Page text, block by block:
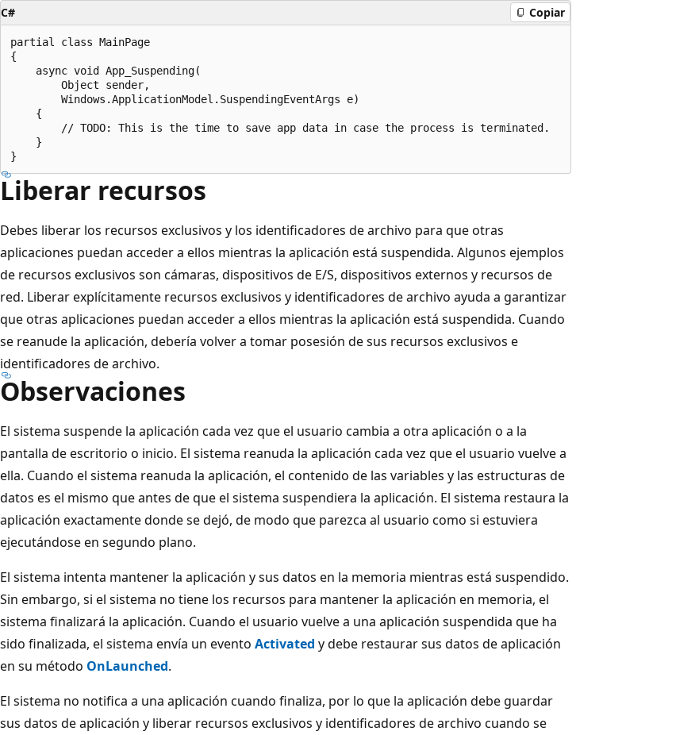
C# Copiar
partial class MainPage
{
    async void App_Suspending(
        Object sender,
        Windows.ApplicationModel.SuspendingEventArgs e)
    {
        // TODO: This is the time to save app data in case the process is terminated.
    }
Liberar recursos
Debes liberar los recursos exclusivos y los identificadores de archivo para que otras
aplicaciones puedan acceder a ellos mientras la aplicación está suspendida. Algunos ejemplos
de recursos exclusivos son cámaras, dispositivos de E/S, dispositivos externos y recursos de
red. Liberar explícitamente recursos exclusivos y identificadores de archivo ayuda a garantizar
que otras aplicaciones puedan acceder a ellos mientras la aplicación está suspendida. Cuando
se reanude la aplicación, debería volver a tomar posesión de sus recursos exclusivos e
identificadores de archivo.
Observaciones
El sistema suspende la aplicación cada vez que el usuario cambia a otra aplicación o a la
pantalla de escritorio o inicio. El sistema reanuda la aplicación cada vez que el usuario vuelve a
ella. Cuando el sistema reanuda la aplicación, el contenido de las variables y las estructuras de
datos es el mismo que antes de que el sistema suspendiera la aplicación. El sistema restaura la
aplicación exactamente donde se dejó, de modo que parezca al usuario como si estuviera
ejecutándose en segundo plano.
El sistema intenta mantener la aplicación y sus datos en la memoria mientras está suspendido.
Sin embargo, si el sistema no tiene los recursos para mantener la aplicación en memoria, el
sistema finalizará la aplicación. Cuando el usuario vuelve a una aplicación suspendida que ha
sido finalizada, el sistema envía un evento Activated y debe restaurar sus datos de aplicación
en su método OnLaunched.
El sistema no notifica a una aplicación cuando finaliza, por lo que la aplicación debe guardar
sus datos de aplicación y liberar recursos exclusivos y identificadores de archivo cuando se